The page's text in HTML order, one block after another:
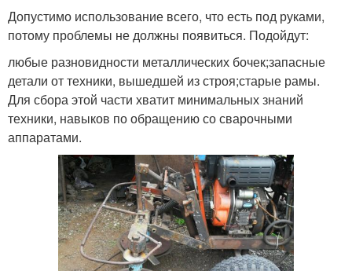
Допустимо использование всего, что есть под руками,
потому проблемы не должны появиться. Подойдут:
любые разновидности металлических бочек;запасные
детали от техники, вышедшей из строя;старые рамы.
Для сбора этой части хватит минимальных знаний
техники, навыков по обращению со сварочными
аппаратами.